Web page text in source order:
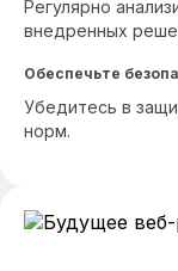
Регулярно
внедренных
Обеспечьте
Убедитесь в
норм.